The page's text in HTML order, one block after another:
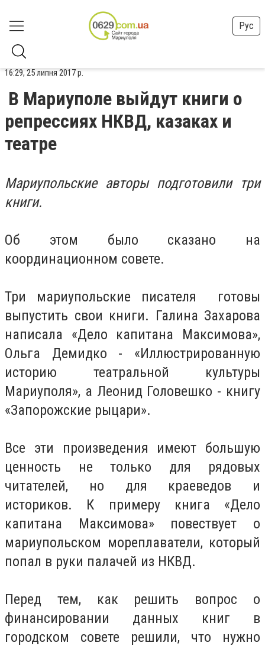
Рус
16:29, 25 липня 2017 р.
В Мариуполе выйдут книги о
репрессиях НКВД, казаках и
театре
Мариупольские авторы подготовили три
книги.
Об этом было сказано на
координационном совете.
Три мариупольские писателя готовы
выпустить свои книги. Галина Захарова
написала «Дело капитана Максимова»,
Ольга Демидко - «Иллюстрированную
историю театральной культуры
Мариуполя», а Леонид Головешко - книгу
«Запорожские рыцари».
Все эти произведения имеют большую
ценность не только для рядовых
читателей, но для краеведов и
историков. К примеру книга «Дело
капитана Максимова» повествует о
мариупольском мореплаватели, который
попал в руки палачей из НКВД.
Перед тем, как решить вопрос о
финансировании данных книг в
городском совете решили, что нужно